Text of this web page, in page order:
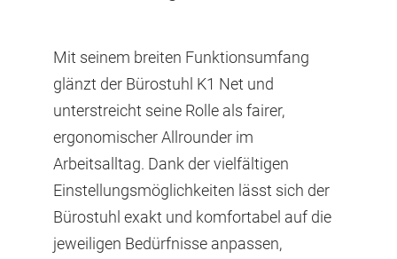
Mit seinem breiten Funktionsumfang
glänzt der Bürostuhl K1 Net und
unterstreicht seine Rolle als fairer,
ergonomischer Allrounder im
Arbeitsalltag. Dank der vielfältigen
Einstellungsmöglichkeiten lässt sich der
Bürostuhl exakt und komfortabel auf die
jeweiligen Bedürfnisse anpassen,